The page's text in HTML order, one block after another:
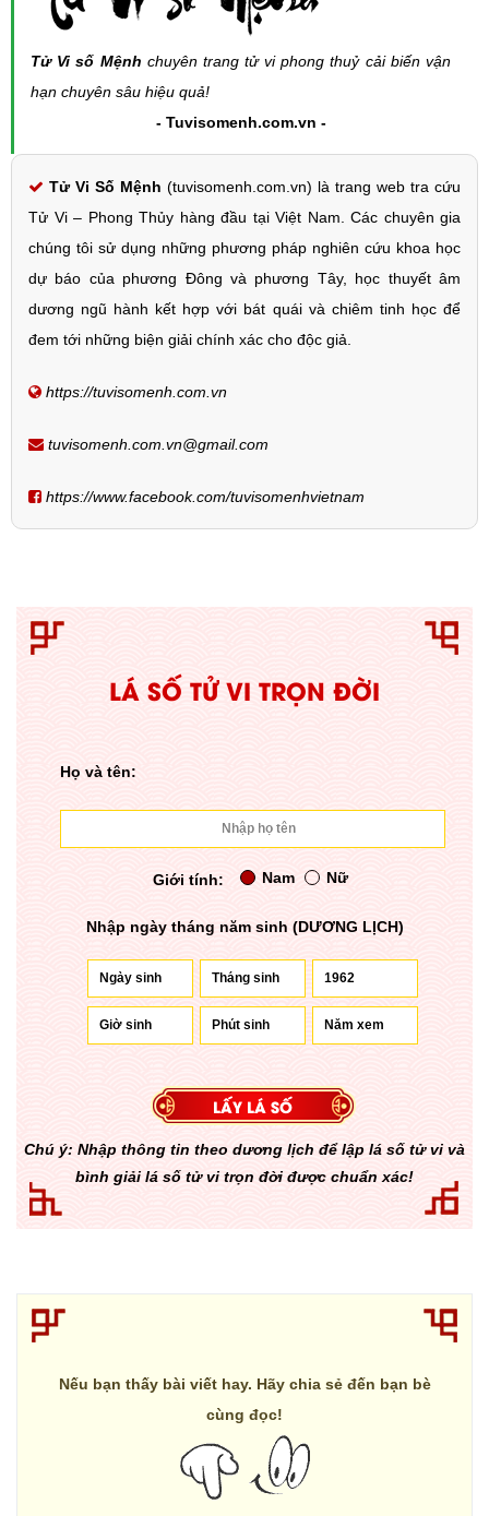
Tử Vi số Mệnh chuyên trang tử vi phong thuỷ cải biến vận
hạn chuyên sâu hiệu quả!
- Tuvisomenh.com.vn -
Tử Vi Số Mệnh (tuvisomenh.com.vn) là trang web tra cứu
Tử Vi – Phong Thủy hàng đầu tại Việt Nam. Các chuyên gia
chúng tôi sử dụng những phương pháp nghiên cứu khoa học
dự báo của phương Đông và phương Tây, học thuyết âm
dương ngũ hành kết hợp với bát quái và chiêm tinh học để
đem tới những biện giải chính xác cho độc giả.
https://tuvisomenh.com.vn
tuvisomenh.com.vn@gmail.com
https://www.facebook.com/tuvisomenhvietnam
LÁ SỐ TỬ VI TRỌN ĐỜI
Họ và tên:
Giới tính: Nam Nữ
Nhập ngày tháng năm sinh (DƯƠNG LỊCH)
Chú ý: Nhập thông tin theo dương lịch để lập lá số tử vi và
bình giải lá số tử vi trọn đời được chuẩn xác!
Nếu bạn thấy bài viết hay. Hãy chia sẻ đến bạn bè
cùng đọc!